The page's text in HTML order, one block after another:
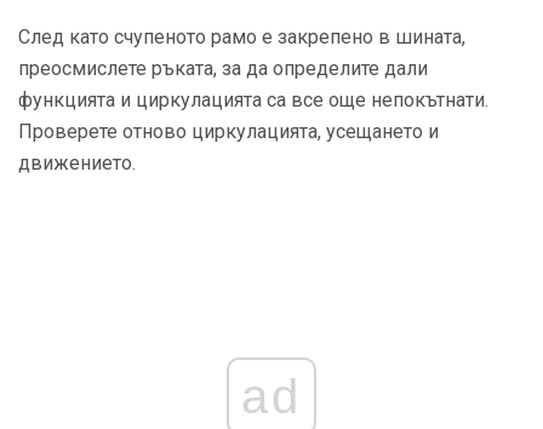
След като счупеното рамо е закрепено в шината,
преосмислете ръката, за да определите дали
функцията и циркулацията са все още непокътнати.
Проверете отново циркулацията, усещането и
движението.
ad